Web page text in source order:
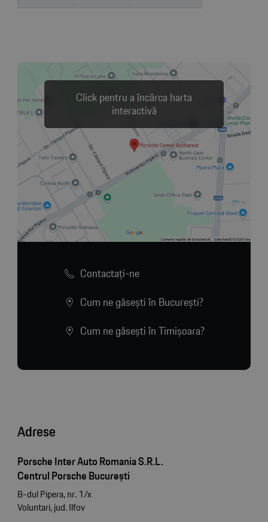
Click pentru a încărca harta
interactivă
Contactaţi-ne
Cum ne găsești în București?
Cum ne găsești în Timișoara?
Adrese
Porsche Inter Auto Romania S.R.L.
Centrul Porsche București
B-dul Pipera, nr. 1/x
Voluntari, jud. Ilfov